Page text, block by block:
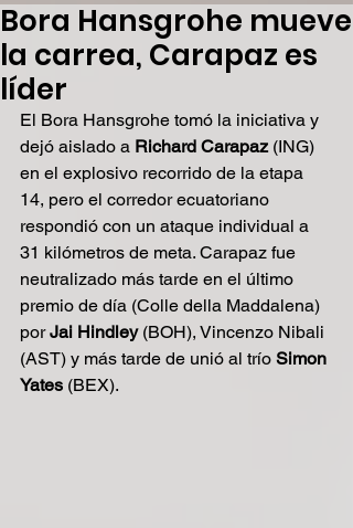
Bora Hansgrohe mueve
la carrea, Carapaz es
líder
El Bora Hansgrohe tomó la iniciativa y
dejó aislado a Richard Carapaz (ING)
en el explosivo recorrido de la etapa
14, pero el corredor ecuatoriano
respondió con un ataque individual a
31 kilómetros de meta. Carapaz fue
neutralizado más tarde en el último
premio de día (Colle della Maddalena)
por Jai Hindley (BOH), Vincenzo Nibali
(AST) y más tarde de unió al trío Simon
Yates (BEX).